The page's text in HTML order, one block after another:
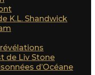
K.L. Shandwick
de Liv Stone
d’Océane